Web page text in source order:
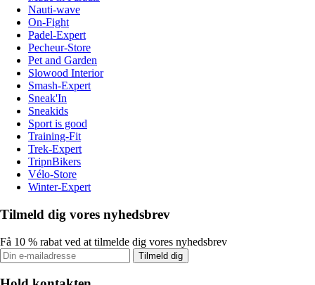
Nauti-wave
On-Fight
Padel-Expert
Pecheur-Store
Pet and Garden
Slowood Interior
Smash-Expert
Sneak'In
Sneakids
Sport is good
Training-Fit
Trek-Expert
TripnBikers
Vélo-Store
Winter-Expert
Tilmeld dig vores nyhedsbrev
Få 10 % rabat ved at tilmelde dig vores nyhedsbrev
Tilmeld dig